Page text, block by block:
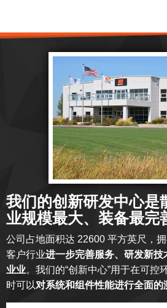
我们的创新研发中心是
业规模最大、装备最完
公司占地面积达 22600 平方英尺，
客户行业进一步完善服务、研发新
业业。我们的“创新中心”用于在可控
时可以对系统和组件性能进行全面的